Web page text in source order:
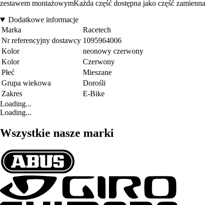
zestawem montażowymKażda część dostępna jako część zamienna
Dodatkowe informacje
Marka
Racetech
Nr referencyjny dostawcy 1095964006
Kolor
neonowy czerwony
Kolor
Czerwony
Płeć
Mieszane
Grupa wiekowa
Dorośli
Zakres
E-Bike
Loading...
Loading...
Wszystkie nasze marki